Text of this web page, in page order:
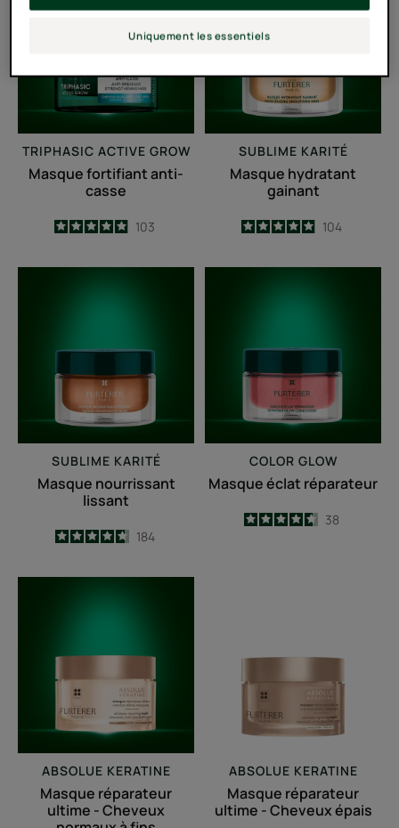
anti-
casse
TRIPHASIC ACTIVE GROW
Masque fortifiant anti-
casse
4.9
/5
103
gainant
SUBLIME KARITÉ
Masque hydratant
gainant
4.9
/5
104
SUBLIME KARITÉ
Masque nourrissant
lissant
4.6
/5
184
COLOR GLOW
Masque éclat réparateur
4.6
/5
38
-
normaux
à
fins
ABSOLUE KERATINE
Masque réparateur
ultime - Cheveux
épais
ABSOLUE KERATINE
Masque réparateur
ultime - Cheveux épais
Uniquement les essentiels